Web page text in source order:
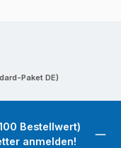
Paket DE)
Bestellwert)
anmelden!